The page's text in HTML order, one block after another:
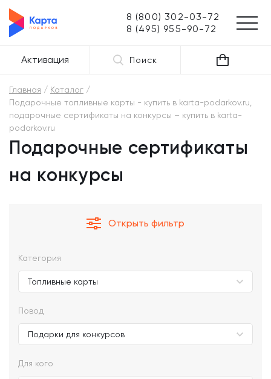
8 (800) 302-03-72
8 (495) 955-90-72
Активация Поиск
Главная
Каталог
Подарочные топливные карты - купить в karta-podarkov.ru,
подарочные сертификаты на конкурсы – купить в karta-
podarkov.ru
Подарочные сертификаты
на конкурсы
Открыть фильтр
Категория
Повод
Для кого